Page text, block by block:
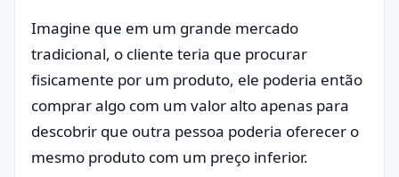
Imagine que em um grande mercado
tradicional, o cliente teria que procurar
fisicamente por um produto, ele poderia então
comprar algo com um valor alto apenas para
descobrir que outra pessoa poderia oferecer o
mesmo produto com um preço inferior.